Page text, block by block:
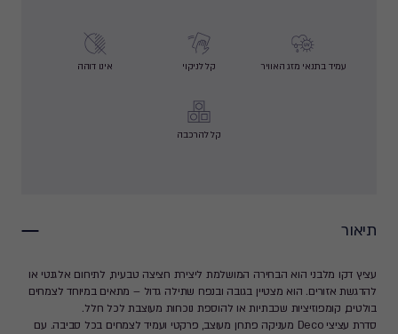
עמיד בתנאי מזג האוויר קל לניקוי אינו דוהה
קל להרכבה
תיאור
עציץ דקו מלבני הוא הבחירה המושלמת ליצירת חציצה טבעית, לתיחום אלגנטי או
להדגשת אזורים. הוא מצטיין בגובה ובנפח שתילה גדול – מתאים במיוחד לצמחים
בולטים, קומפוזיציות שכבתיות או להוספת נוכחות מעוצבת לכל חלל.
סדרת עציצי Deco מעניקה פתרון מעוצב, פרקטי ועמיד לצמחים בכל סביבה. עם